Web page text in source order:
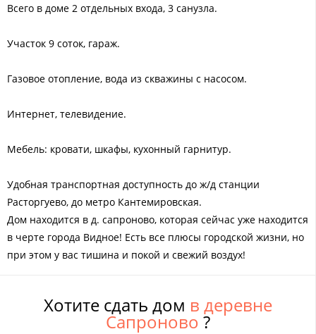
Всего в доме 2 отдельных входа, 3 санузла.
Участок 9 соток, гараж.
Газовое отопление, вода из скважины с насосом.
Интернет, телевидение.
Мебель: кровати, шкафы, кухонный гарнитур.
Удобная транспортная доступность до ж/д станции
Расторгуево, до метро Кантемировская.
Дом находится в д. сапроново, которая сейчас уже находится
в черте города Видное! Есть все плюсы городской жизни, но
при этом у вас тишина и покой и свежий воздух!
Хотите сдать дом в деревне
Сапроново ?